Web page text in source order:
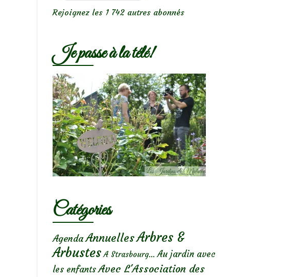
Rejoignez les 1 742 autres abonnés
Je passe à la télé!
Catégories
Agenda AnnuellesArbres &
Arbustes A Strasbourg... Au jardin avec
les enfants Avec L'Association des